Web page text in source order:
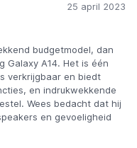
25 april 2023
budgetmodel, dan
Galaxy A14. Het is één
verkrijgbaar en biedt
en indrukwekkende
Wees bedacht dat hij
en gevoeligheid